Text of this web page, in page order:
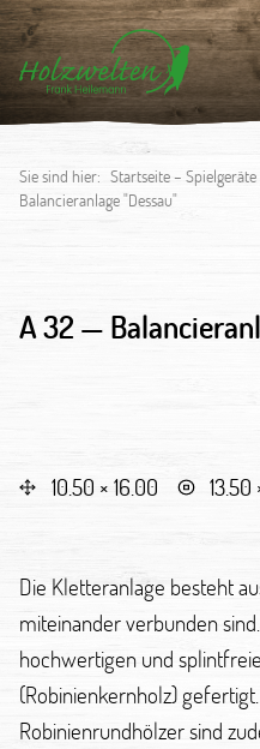
Sie sind hier: Startseite– Spielgeräte
Balancieranlage "Dessau"
A 32 —
10.50 × 16.00 13.50
Die Kletteranlage besteht
miteinander verbunden
hochwertigen und
(Robinienkernholz)
Robinienrundhölzer sind